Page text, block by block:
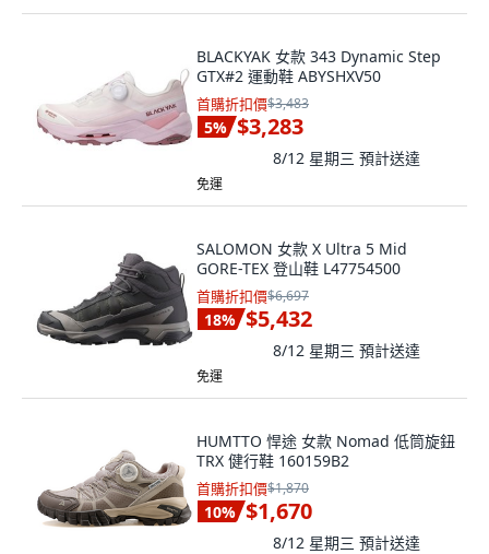
BLACKYAK 女款 343 Dynamic Step
GTX#2 運動鞋 ABYSHXV50
首購折扣價$3,483
5% $3,283
8/12 星期三 預計送達
免運
SALOMON 女款 X Ultra 5 Mid
GORE-TEX 登山鞋 L47754500
首購折扣價$6,697
18% $5,432
8/12 星期三 預計送達
免運
HUMTTO 悍途 女款 Nomad 低筒旋鈕
TRX 健行鞋 160159B2
首購折扣價$1,870
10% $1,670
8/12 星期三 預計送達